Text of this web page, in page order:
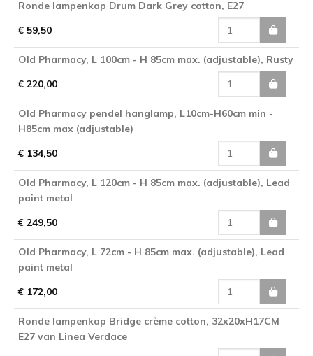
Ronde lampenkap Drum Dark Grey cotton, E27
€ 59,50
Old Pharmacy, L 100cm - H 85cm max. (adjustable), Rusty
€ 220,00
Old Pharmacy pendel hanglamp, L10cm-H60cm min -
H85cm max (adjustable)
€ 134,50
Old Pharmacy, L 120cm - H 85cm max. (adjustable), Lead
paint metal
€ 249,50
Old Pharmacy, L 72cm - H 85cm max. (adjustable), Lead
paint metal
€ 172,00
Ronde lampenkap Bridge crème cotton, 32x20xH17CM
E27 van Linea Verdace